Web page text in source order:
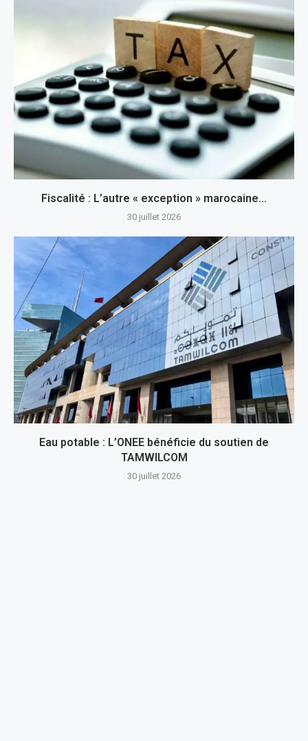
Fiscalité : L’autre « exception » marocaine…
30 juillet 2026
Eau potable : L’ONEE bénéficie du soutien de
TAMWILCOM
30 juillet 2026